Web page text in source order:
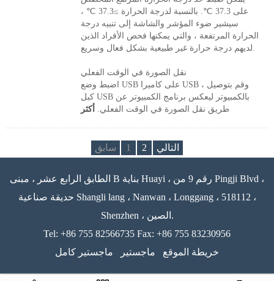
على 37.3 ℃. بالنسبة لدرجة الحرارة ≥37.3 ℃ ،
سيشير ضوء المؤشر والشاشة إلى تنبيه درجة
الحرارة المرتفعة ، والتي يمكنها فحص الأفراد الذين
لديهم درجة حرارة غير طبيعية بشكل فعال وسريع.
نقل الصورة في الوقت الفعلي
اضبط وضع USB على كاميرا USB ، وقم بتوصيل
كبل USB بالكمبيوتر ليعكس برنامج الكمبيوتر عن
طريق نقل الصورة في الوقت الفعلي. أكثر
سابق 1 2 التالي
الطابق الرابع عشر ، مبنى B بناية Huayi ، رقم 9 من Pingji Blvd ،
حديقة صناعية Shangli lang ، Nanwan ، Longgang ، 518112 ،
Shenzhen ، الصين.
Tel: +86 755 82566735 Fax: +86 755 83230956
خريطة الموقع
ماجستير ماجستير كامل